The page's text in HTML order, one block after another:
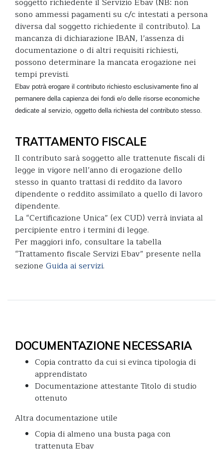
sono ammessi pagamenti su c/c intestati a persona
diversa dal soggetto richiedente il contributo). La
mancanza di dichiarazione IBAN, l’assenza di
documentazione o di altri requisiti richiesti,
possono determinare la mancata erogazione nei
tempi previsti.
Ebav potrà erogare il contributo richiesto esclusivamente fino al
permanere della capienza dei fondi e/o delle risorse economiche
dedicate al servizio, oggetto della richiesta del contributo stesso.
TRATTAMENTO FISCALE
Il contributo sarà soggetto alle trattenute fiscali di
legge in vigore nell’anno di erogazione dello
stesso in quanto trattasi di reddito da lavoro
dipendente o reddito assimilato a quello di lavoro
dipendente.
La “Certificazione Unica” (ex CUD) verrà inviata al
percipiente entro i termini di legge.
Per maggiori info, consultare la tabella
“Trattamento fiscale Servizi Ebav” presente nella
sezione Guida ai servizi.
DOCUMENTAZIONE NECESSARIA
Copia contratto da cui si evinca tipologia di
apprendistato
Documentazione attestante Titolo di studio
ottenuto
Altra documentazione utile
Copia di almeno una busta paga con
trattenuta Ebav